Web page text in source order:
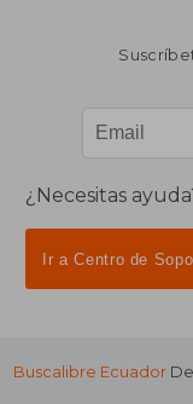
¿Necesitas
Ir a Centro de
Buscalibre Ecuador